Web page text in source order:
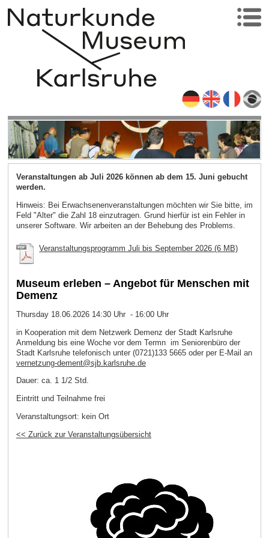
Veranstaltungen ab Juli 2026 können ab dem 15. Juni gebucht
werden.
Hinweis: Bei Erwachsenenveranstaltungen möchten wir Sie bitte, im
Feld "Alter" die Zahl 18 einzutragen. Grund hierfür ist ein Fehler in
unserer Software. Wir arbeiten an der Behebung des Problems.
Veranstaltungsprogramm Juli bis September 2026 (6 MB)
Museum erleben – Angebot für Menschen mit
Demenz
Thursday 18.06.2026 14:30 Uhr - 16:00 Uhr
in Kooperation mit dem Netzwerk Demenz der Stadt Karlsruhe
Anmeldung bis eine Woche vor dem Termn im Seniorenbüro der
Stadt Karlsruhe telefonisch unter (0721)133 5665 oder per E-Mail an
vernetzung-dement@sjb.karlsruhe.de
Dauer: ca. 1 1/2 Std.
Eintritt und Teilnahme frei
Veranstaltungsort: kein Ort
<< Zurück zur Veranstaltungsübersicht